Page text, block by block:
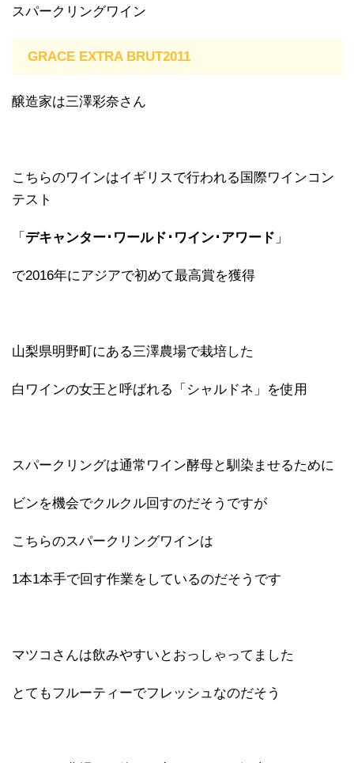
スパークリングワイン
GRACE EXTRA BRUT2011
醸造家は三澤彩奈さん
こちらのワインはイギリスで行われる国際ワインコン
テスト
「 デキャンター･ワールド･ワイン･アワード 」
で2016年にアジアで初めて最高賞を獲得
山梨県明野町にある三澤農場で栽培した
白ワインの女王と呼ばれる「シャルドネ」を使用
スパークリングは通常ワイン酵母と馴染ませるために
ビンを機会でクルクル回すのだそうですが
こちらのスパークリングワインは
1本1本手で回す作業をしているのだそうです
マツコさんは飲みやすいとおっしゃってました
とてもフルーティーでフレッシュなのだそう